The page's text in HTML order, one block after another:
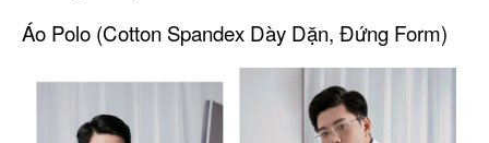
Áo Polo (Cotton Spandex Dày Dặn, Đứng Form)